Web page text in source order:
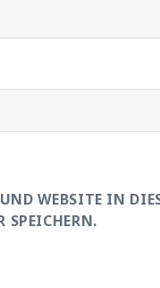
WEBSITE IN
SPEICHERN.